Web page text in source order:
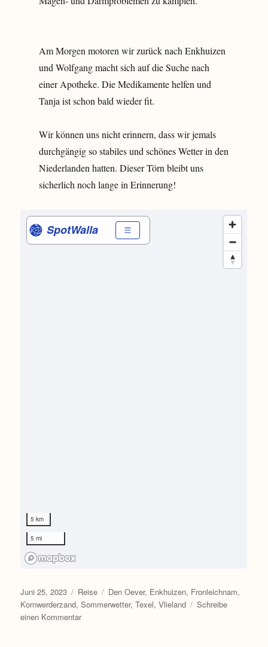
Am Morgen motoren wir zurück nach Enkhuizen
und Wolfgang macht sich auf die Suche nach
einer Apotheke. Die Medikamente helfen und
Tanja ist schon bald wieder fit.
Wir können uns nicht erinnern, dass wir jemals
durchgängig so stabiles und schönes Wetter in den
Niederlanden hatten. Dieser Törn bleibt uns
sicherlich noch lange in Erinnerung!
Veröffentlicht
am
Juni 25, 2023 Kategorien
Reise Schlagwörter
Den Oever, Enkhuizen, Fronleichnam,
Kornwerderzand,Sommerwetter,Texel,Vlieland
Schreibe
einen Kommentarzu